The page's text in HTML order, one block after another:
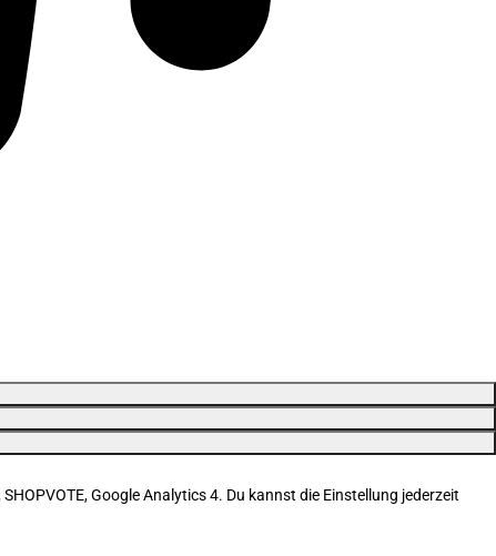
Google Analytics 4. Du kannst die Einstellung jederzeit